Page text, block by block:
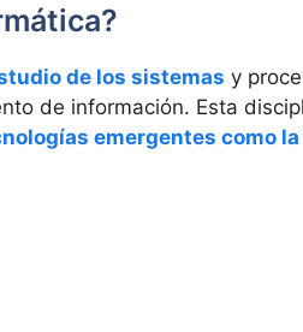
de los sistemas y
de información. Esta
emergentes como